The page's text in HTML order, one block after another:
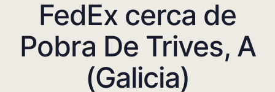
FedEx cerca de
Pobra De Trives, A
(Galicia)